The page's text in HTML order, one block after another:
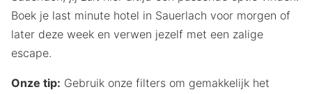
Boek je last minute hotel in Sauerlach voor morgen of
later deze week en verwen jezelf met een zalige
escape.
Onze tip: Gebruik onze filters om gemakkelijk het